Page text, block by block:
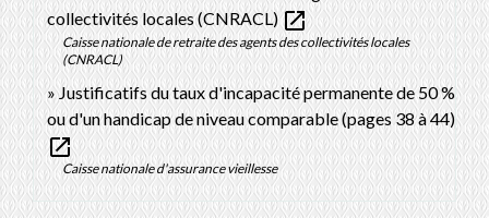
collectivités locales (CNRACL)open_in_new
Caisse nationale de retraite des agents des collectivités locales
(CNRACL)
Justificatifs du taux d'incapacité permanente de 50 %
ou d'un handicap de niveau comparable (pages 38 à 44)
open_in_new
Caisse nationale d'assurance vieillesse